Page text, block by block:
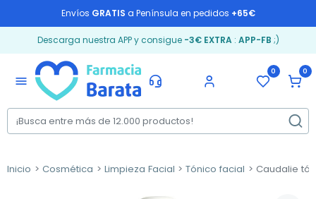
Envíos GRATIS a Península en pedidos +65€
Descarga nuestra APP y consigue -3€ EXTRA: APP-FB ;)
menu
0 0
Inicio Cosmética Limpieza Facial Tónico facial Caudalie